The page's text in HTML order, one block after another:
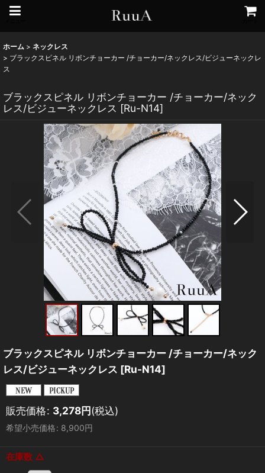
ホーム > ネックレス
> ブラックスピネル リボンチョーカー /チョーカー/ネックレス/ビジューネックレ
ス
ブラックスピネル リボンチョーカー /チョーカー/ネック
レス/ビジューネックレス [Ru-N14]
ブラックスピネル リボンチョーカー /チョーカー/ネック
レス/ビジューネックレス [Ru-N14]
販売価格: 3,278円(税込)
希望小売価格: 8,900円
在庫数 △